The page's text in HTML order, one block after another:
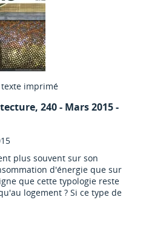
imprimé
, 240 - Mars 2015 -
plus souvent sur son
d'énergie que sur
que cette typologie reste
logement ? Si ce type de